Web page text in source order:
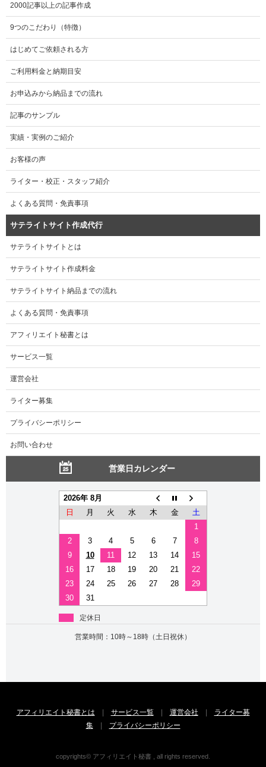
2000記事以上の記事作成
9つのこだわり（特徴）
はじめてご依頼される方
ご利用料金と納期目安
お申込みから納品までの流れ
記事のサンプル
実績・実例のご紹介
お客様の声
ライター・校正・スタッフ紹介
よくある質問・免責事項
サテライトサイト作成代行
サテライトサイトとは
サテライトサイト作成料金
サテライトサイト納品までの流れ
よくある質問・免責事項
アフィリエイト秘書とは
サービス一覧
運営会社
ライター募集
プライバシーポリシー
お問い合わせ
営業日カレンダー
2026年 8月
日
月 火 水 木 金
土
1
2
3 4 5 6 7
8
9
10 11 12 13 14
15
16
17 18 19 20 21
22
23
24 25 26 27 28
29
30
31
定休日
営業時間：10時～18時（土日祝休）
アフィリエイト秘書とは | サービス一覧| 運営会社 |
ライター募
集| プライバシーポリシー
copyrights© アフィリエイト秘書 , all rights reserved.